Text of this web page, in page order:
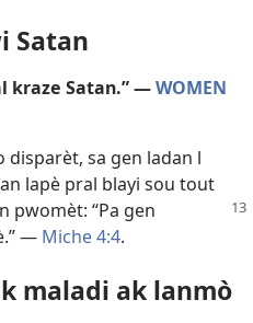
Satan
kraze Satan.” —WOMEN
disparèt, sa gen ladan l
lapè pral blayi sou tout
pwomèt: “Pa gen
— Miche 4:4.
maladi ak lanmò